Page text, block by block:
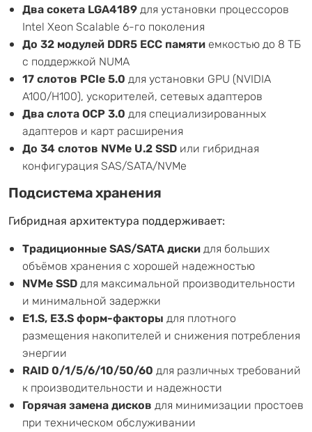
Два сокета LGA4189для установки процессоров
Intel Xeon Scalable 6-го поколения
До 32 модулей DDR5 ECC памятиемкостью до 8 ТБ
с поддержкой NUMA
17 слотов PCIe 5.0 для установки GPU (NVIDIA
A100/H100), ускорителей, сетевых адаптеров
Два слота OCP 3.0 для специализированных
адаптеров и карт расширения
До 34 слотов NVMe U.2 SSD или гибридная
конфигурация SAS/SATA/NVMe
Подсистема хранения
Гибридная архитектура поддерживает:
Традиционные SAS/SATA дискидля больших
объёмов хранения с хорошей надежностью
NVMe SSDдля максимальной производительности
и минимальной задержки
E1.S, E3.S форм-факторы для плотного
размещения накопителей и снижения потребления
энергии
RAID 0/1/5/6/10/50/60 для различных требований
к производительности и надежности
Горячая замена дисков для минимизации простоев
при техническом обслуживании